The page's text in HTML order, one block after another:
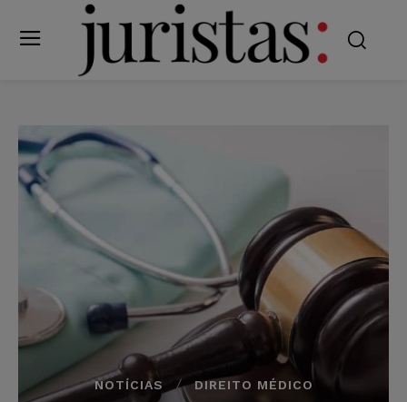
NOTÍCIAS DIREITO MÉDICO